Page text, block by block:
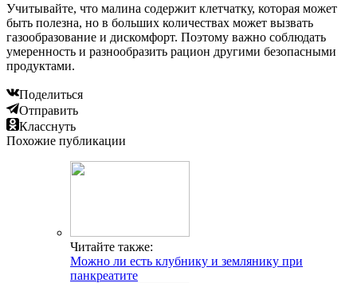
Учитывайте, что малина содержит клетчатку, которая может
быть полезна, но в больших количествах может вызвать
газообразование и дискомфорт. Поэтому важно соблюдать
умеренность и разнообразить рацион другими безопасными
продуктами.
Поделиться
Отправить
Класснуть
Похожие публикации
Читайте также:
Можно ли есть клубнику и землянику при
панкреатите